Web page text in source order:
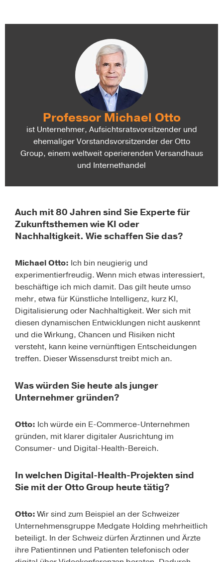
Professor Michael Otto
ist Unternehmer, Aufsichtsratsvorsitzender und
ehemaliger Vorstandsvorsitzender der Otto
Group, einem weltweit operierenden Versandhaus
und Internethandel
Auch mit 80 Jahren sind Sie Experte für
Zukunftsthemen wie KI oder
Nachhaltigkeit. Wie schaffen Sie das?
Michael Otto: Ich bin neugierig und
experimentierfreudig. Wenn mich etwas interessiert,
beschäftige ich mich damit. Das gilt heute umso
mehr, etwa für Künstliche Intelligenz, kurz KI,
Digitalisierung oder Nachhaltigkeit. Wer sich mit
diesen dynamischen Entwicklungen nicht auskennt
und die Wirkung, Chancen und Risiken nicht
versteht, kann keine vernünftigen Entscheidungen
treffen. Dieser Wissensdurst treibt mich an.
Was würden Sie heute als junger
Unternehmer gründen?
Otto: Ich würde ein E-Commerce-Unternehmen
gründen, mit klarer digitaler Ausrichtung im
Consumer- und Digital-Health-Bereich.
In welchen Digital-Health-Projekten sind
Sie mit der Otto Group heute tätig?
Otto:Wir sind zum Beispiel an derSchweizer
Unternehmensgruppe Medgate Holding mehrheitlich
beteiligt. In der Schweiz dürfen Ärztinnen und Ärzte
ihre Patientinnen und Patienten telefonisch oder